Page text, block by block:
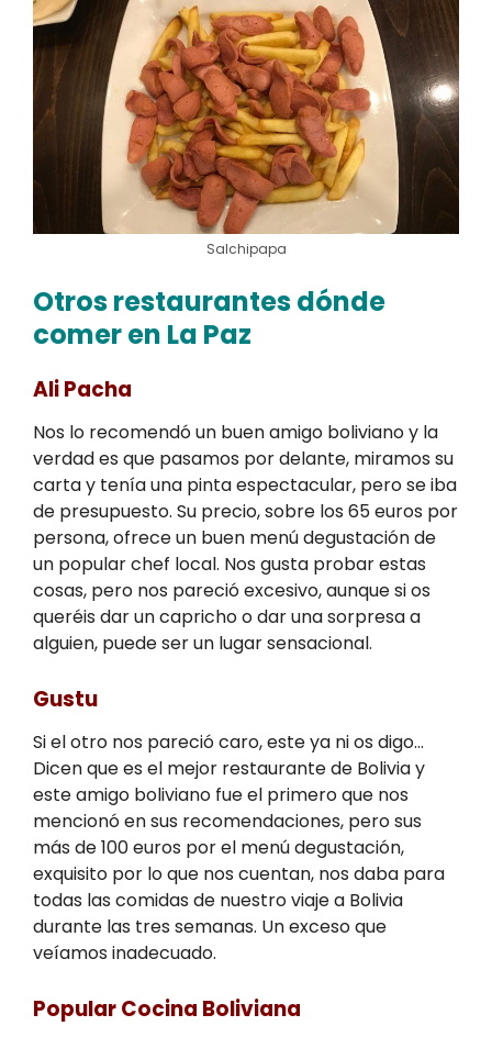
Salchipapa
Otros restaurantes dónde
comer en La Paz
Ali Pacha
Nos lo recomendó un buen amigo boliviano y la
verdad es que pasamos por delante, miramos su
carta y tenía una pinta espectacular, pero se iba
de presupuesto. Su precio, sobre los 65 euros por
persona, ofrece un buen menú degustación de
un popular chef local. Nos gusta probar estas
cosas, pero nos pareció excesivo, aunque si os
queréis dar un capricho o dar una sorpresa a
alguien, puede ser un lugar sensacional.
Gustu
Si el otro nos pareció caro, este ya ni os digo…
Dicen que es el mejor restaurante de Bolivia y
este amigo boliviano fue el primero que nos
mencionó en sus recomendaciones, pero sus
más de 100 euros por el menú degustación,
exquisito por lo que nos cuentan, nos daba para
todas las comidas de nuestro viaje a Bolivia
durante las tres semanas. Un exceso que
veíamos inadecuado.
Popular Cocina Boliviana